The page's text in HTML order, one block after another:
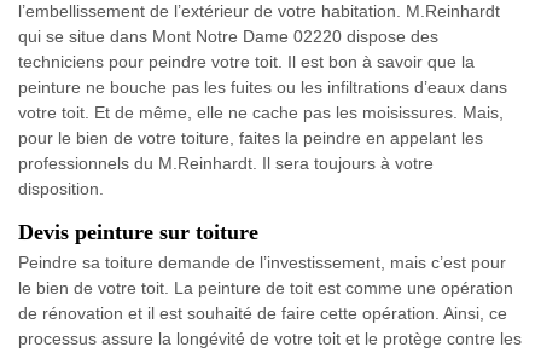
l’embellissement de l’extérieur de votre habitation. M.Reinhardt
qui se situe dans Mont Notre Dame 02220 dispose des
techniciens pour peindre votre toit. Il est bon à savoir que la
peinture ne bouche pas les fuites ou les infiltrations d’eaux dans
votre toit. Et de même, elle ne cache pas les moisissures. Mais,
pour le bien de votre toiture, faites la peindre en appelant les
professionnels du M.Reinhardt. Il sera toujours à votre
disposition.
Devis peinture sur toiture
Peindre sa toiture demande de l’investissement, mais c’est pour
le bien de votre toit. La peinture de toit est comme une opération
de rénovation et il est souhaité de faire cette opération. Ainsi, ce
processus assure la longévité de votre toit et le protège contre les